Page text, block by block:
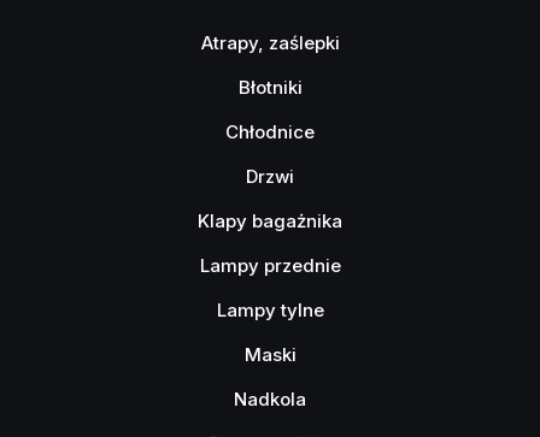
Atrapy, zaślepki
Błotniki
Chłodnice
Drzwi
Klapy bagażnika
Lampy przednie
Lampy tylne
Maski
Nadkola